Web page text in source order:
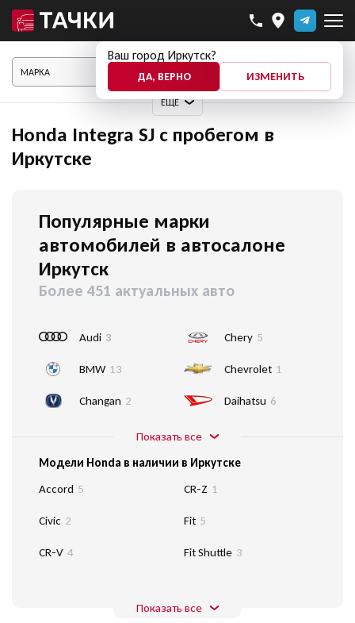
Ваш город Иркутск?
ДА, ВЕРНО ИЗМЕНИТЬ
ЕЩЕ
ПОКАЗАТЬ АВТО
Honda Integra SJ с пробегом в
Иркутске
Популярные марки
автомобилей в автосалоне
Иркутск
Более 451 актуальных авто
Audi 3
BMW 13
Changan 2
Chery 5
Chevrolet 1
Daihatsu 6
Показать все
Модели Honda в наличии в Иркутске
Accord 5
Civic 2
CR-V 4
CR-Z 1
Fit 5
Fit Shuttle 3
Показать все